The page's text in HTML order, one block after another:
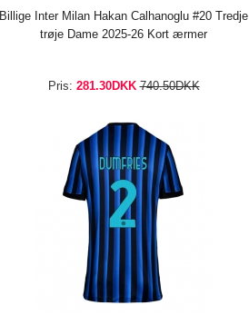
Billige Inter Milan Hakan Calhanoglu #20 Tredje
trøje Dame 2025-26 Kort ærmer
Pris: 281.30DKK 740.50DKK